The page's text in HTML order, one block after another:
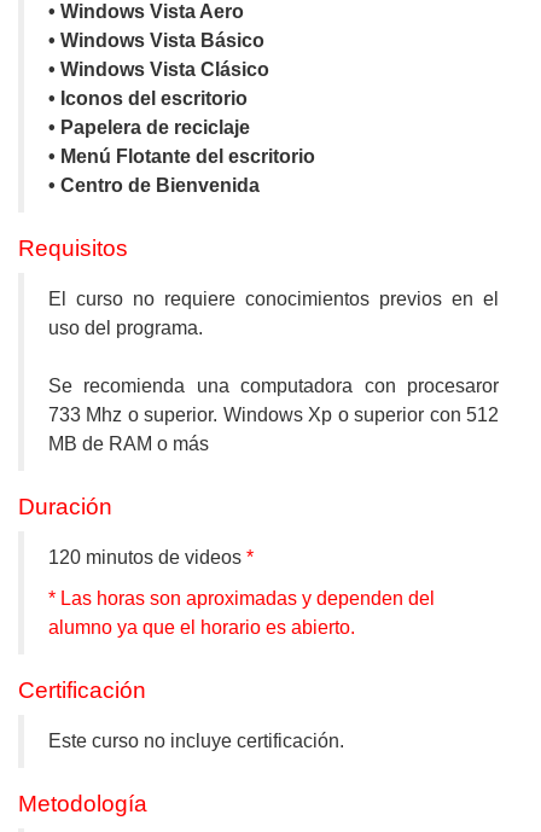
• Windows Vista Aero
• Windows Vista Básico
• Windows Vista Clásico
• Iconos del escritorio
• Papelera de reciclaje
• Menú Flotante del escritorio
• Centro de Bienvenida
Requisitos
El curso no requiere conocimientos previos en el
uso del programa.
Se recomienda una computadora con procesaror
733 Mhz o superior. Windows Xp o superior con 512
MB de RAM o más
Duración
120 minutos de videos *
* Las horas son aproximadas y dependen del
alumno ya que el horario es abierto.
Certificación
Este curso no incluye certificación.
Metodología